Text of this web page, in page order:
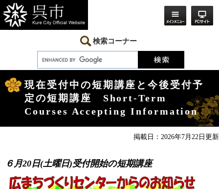
ー
ジ
の
ニ
ュ
ー
本
検索コーナー
文
現在受付中の短期講座と今後受付予
定の短期講座 Short-Term
Courses Accepting Information
掲載日：2026年7月22日更新
６月20日(土曜日)受付開始の短期講座